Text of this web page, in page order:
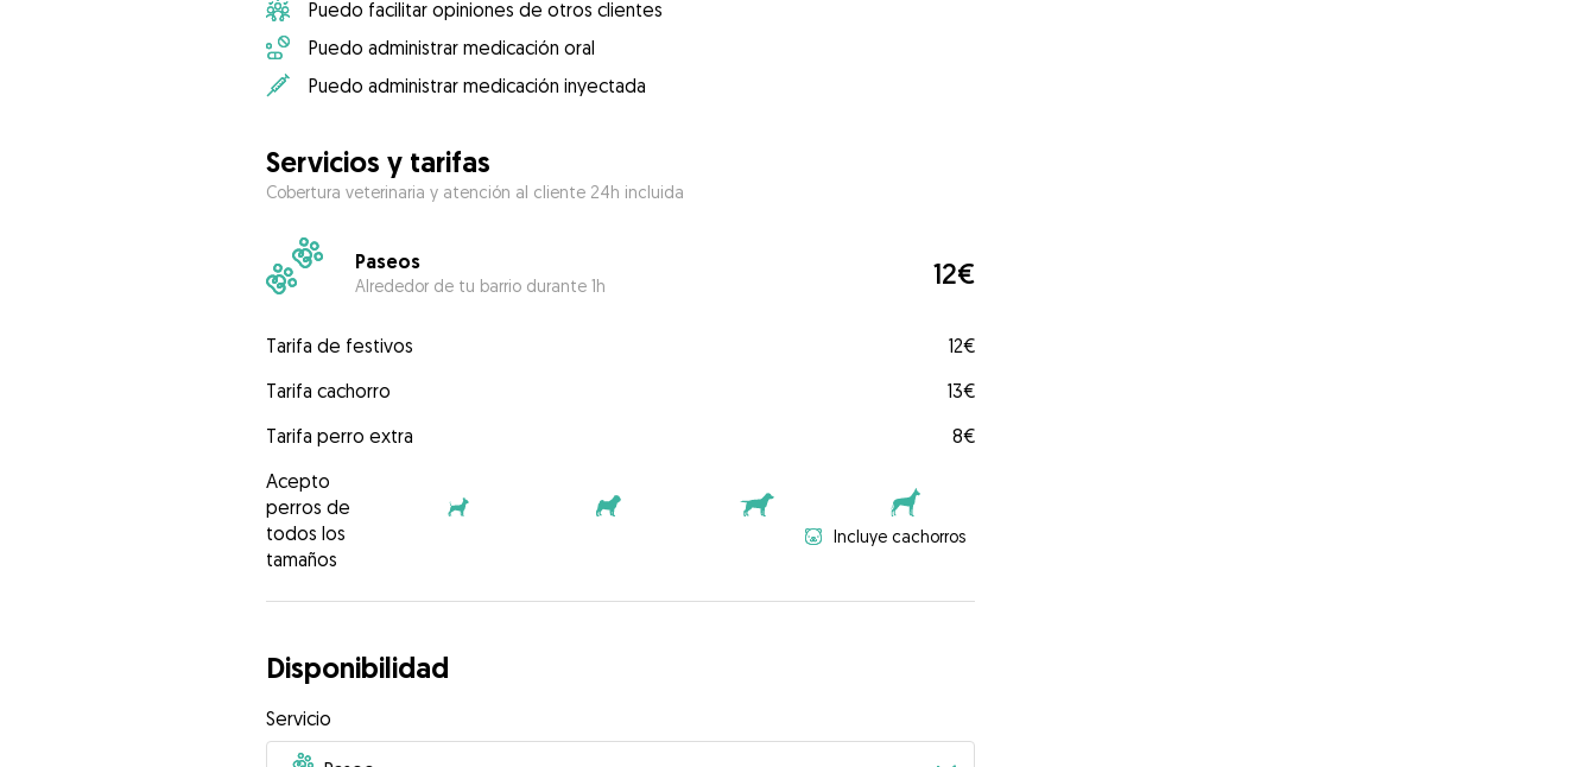
Puedo facilitar opiniones de otros clientes
Puedo administrar medicación oral
Puedo administrar medicación inyectada
Servicios y tarifas
Cobertura veterinaria y atención al cliente 24h incluida
Paseos
Alrededor de tu barrio durante 1h 12€
Tarifa de festivos
12€
Tarifa cachorro
13€
Tarifa perro extra
8€
Acepto
perros de
todos los
tamaños
Incluye cachorros
Disponibilidad
Servicio